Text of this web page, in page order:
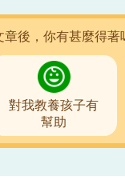
後，你有甚麼得著
對我教養孩子有
幫助